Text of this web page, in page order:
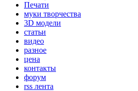
Печати
муки творчества
3D модели
статьи
видео
разное
цена
контакты
форум
rss лента